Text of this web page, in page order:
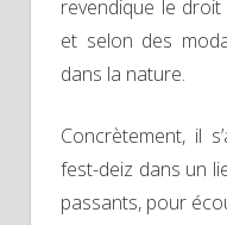
revendique le
et selon des
dans la nature.
Concrètement, il
fest-deiz dans un
passants, pour